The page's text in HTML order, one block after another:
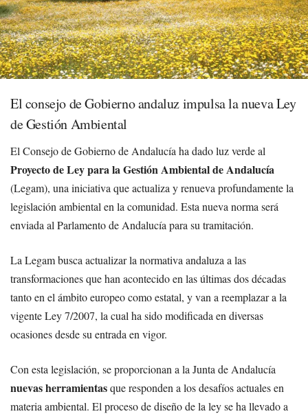
El consejo de Gobierno andaluz impulsa la nueva Ley
de Gestión Ambiental
El Consejo de Gobierno de Andalucía ha dado luz verde al
Proyecto de Ley para la Gestión Ambiental de Andalucía
(Legam), una iniciativa que actualiza y renueva profundamente la
legislación ambiental en la comunidad. Esta nueva norma será
enviada al Parlamento de Andalucía para su tramitación.
La Legam busca actualizar la normativa andaluza a las
transformaciones que han acontecido en las últimas dos décadas
tanto en el ámbito europeo como estatal, y van a reemplazar a la
vigente Ley 7/2007, la cual ha sido modificada en diversas
ocasiones desde su entrada en vigor.
Con esta legislación, se proporcionan a la Junta de Andalucía
nuevas herramientasque responden a los desafíos actuales en
materia ambiental. El proceso de diseño de la ley se ha llevado a